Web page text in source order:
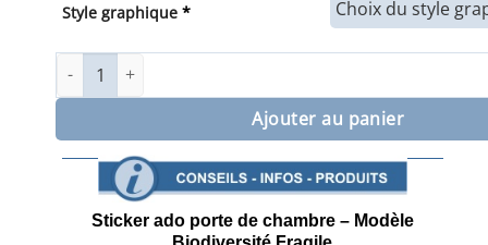
Style graphique*
quantité de Sticker ado porte de chambre Modèle
Ajouter au panier
Sticker ado porte de chambre – Modèle